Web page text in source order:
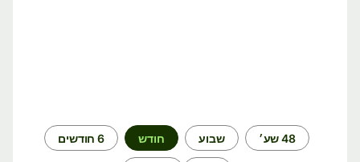
תקופת 48 שע׳ שבוע חודש 6 חודשים